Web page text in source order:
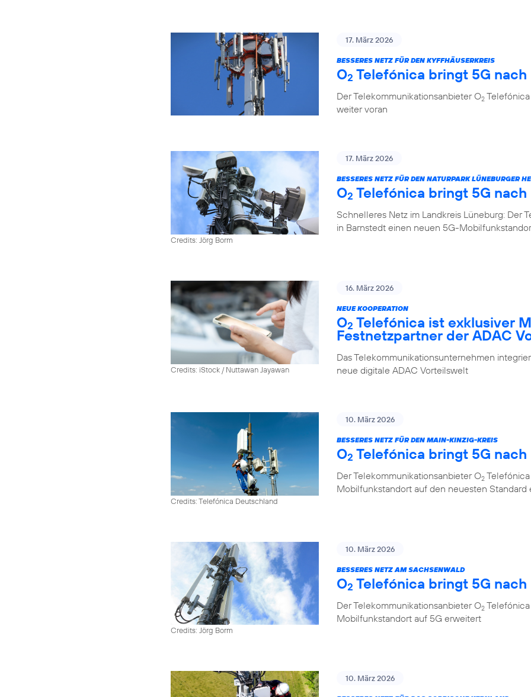
17. März 2026
BESSERES NETZ FÜR DEN KYFFHÄUSERKREIS
O2 Telefónica bringt 5G
Der Telekommunikationsanbieter O2
weiter voran
Credits: Jörg Borm
17. März 2026
BESSERES NETZ FÜR DEN NATURPARK LÜNEBURGER
O2 Telefónica bringt 5G
Schnelleres Netz im Landkreis Lüneburg: Der
in Barnstedt einen neuen 5G-
Credits: iStock / Nuttawan Jayawan
16. März 2026
NEUE KOOPERATION
O2 Telefónica ist exklusiver
Festnetzpartner der ADAC
Das Telekommunikationsunternehmen
neue digitale ADAC Vorteilswelt
Credits: Telefónica Deutschland
10. März 2026
BESSERES NETZ FÜR DEN MAIN-KINZIG-KREIS
O2 Telefónica bringt 5G nach
Der Telekommunikationsanbieter O2
Mobilfunkstandort auf den neuesten Standard
Credits: Jörg Borm
10. März 2026
BESSERES NETZ AM SACHSENWALD
O2 Telefónica bringt 5G
Der Telekommunikationsanbieter O2
Mobilfunkstandort auf 5G erweitert
10. März 2026